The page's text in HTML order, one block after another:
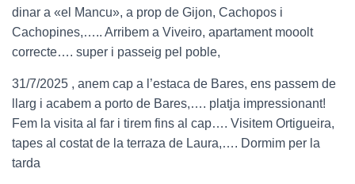
dinar a «el Mancu», a prop de Gijon, Cachopos i
Cachopines,….. Arribem a Viveiro, apartament mooolt
correcte…. super i passeig pel poble,
31/7/2025 , anem cap a l’estaca de Bares, ens passem de
llarg i acabem a porto de Bares,…. platja impressionant!
Fem la visita al far i tirem fins al cap…. Visitem Ortigueira,
tapes al costat de la terraza de Laura,…. Dormim per la
tarda